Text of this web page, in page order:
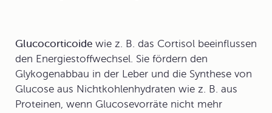
Glucocorticoide wie z. B. das Cortisol beeinflussen
den Energiestoffwechsel. Sie fördern den
Glykogenabbau in der Leber und die Synthese von
Glucose aus Nichtkohlenhydraten wie z. B. aus
Proteinen, wenn Glucosevorräte nicht mehr